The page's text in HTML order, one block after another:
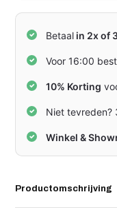
Betaal in 2x of
Voor 16:00
10% Korting
Niet tevreden?
Winkel &
Productomschrijving